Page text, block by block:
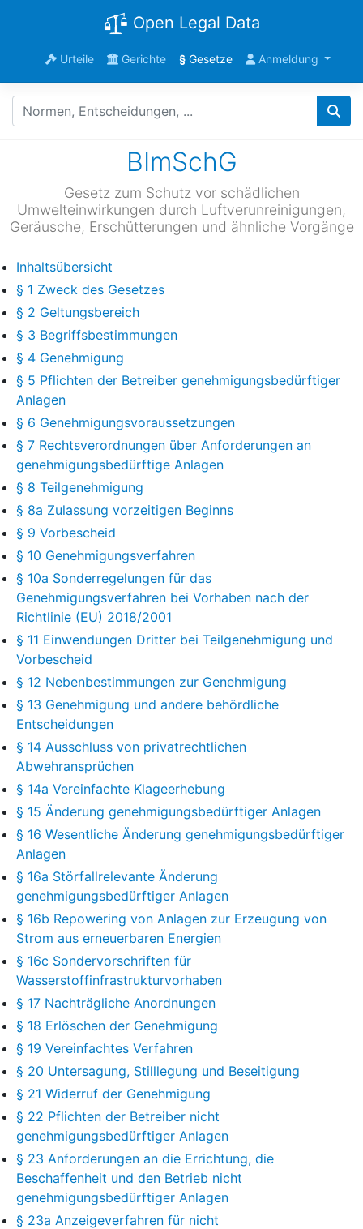
Open Legal Data
Urteile Gerichte §Gesetze Anmeldung
BImSchG
Gesetz zum Schutz vor schädlichen
Umwelteinwirkungen durch Luftverunreinigungen,
Geräusche, Erschütterungen und ähnliche Vorgänge
Inhaltsübersicht
§ 1 Zweck des Gesetzes
§ 2 Geltungsbereich
§ 3 Begriffsbestimmungen
§ 4 Genehmigung
§ 5 Pflichten der Betreiber genehmigungsbedürftiger
Anlagen
§ 6 Genehmigungsvoraussetzungen
§ 7 Rechtsverordnungen über Anforderungen an
genehmigungsbedürftige Anlagen
§ 8 Teilgenehmigung
§ 8a Zulassung vorzeitigen Beginns
§ 9 Vorbescheid
§ 10 Genehmigungsverfahren
§ 10a Sonderregelungen für das
Genehmigungsverfahren bei Vorhaben nach der
Richtlinie (EU) 2018/2001
§ 11 Einwendungen Dritter bei Teilgenehmigung und
Vorbescheid
§ 12 Nebenbestimmungen zur Genehmigung
§ 13 Genehmigung und andere behördliche
Entscheidungen
§ 14 Ausschluss von privatrechtlichen
Abwehransprüchen
§ 14a Vereinfachte Klageerhebung
§ 15 Änderung genehmigungsbedürftiger Anlagen
§ 16 Wesentliche Änderung genehmigungsbedürftiger
Anlagen
§ 16a Störfallrelevante Änderung
genehmigungsbedürftiger Anlagen
§ 16b Repowering von Anlagen zur Erzeugung von
Strom aus erneuerbaren Energien
§ 16c Sondervorschriften für
Wasserstoffinfrastrukturvorhaben
§ 17 Nachträgliche Anordnungen
§ 18 Erlöschen der Genehmigung
§ 19 Vereinfachtes Verfahren
§ 20 Untersagung, Stilllegung und Beseitigung
§ 21 Widerruf der Genehmigung
§ 22 Pflichten der Betreiber nicht
genehmigungsbedürftiger Anlagen
§ 23 Anforderungen an die Errichtung, die
Beschaffenheit und den Betrieb nicht
genehmigungsbedürftiger Anlagen
§ 23a Anzeigeverfahren für nicht